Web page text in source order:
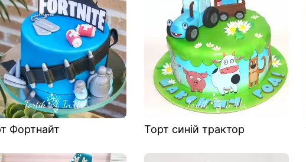
Фортнайт Торт синій трактор